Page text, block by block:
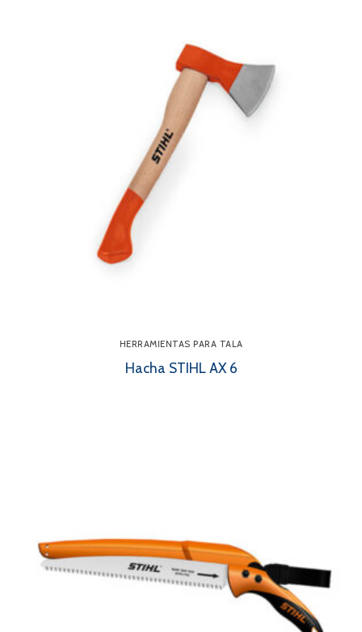
HERRAMIENTAS PARA TALA
Hacha STIHL AX 6